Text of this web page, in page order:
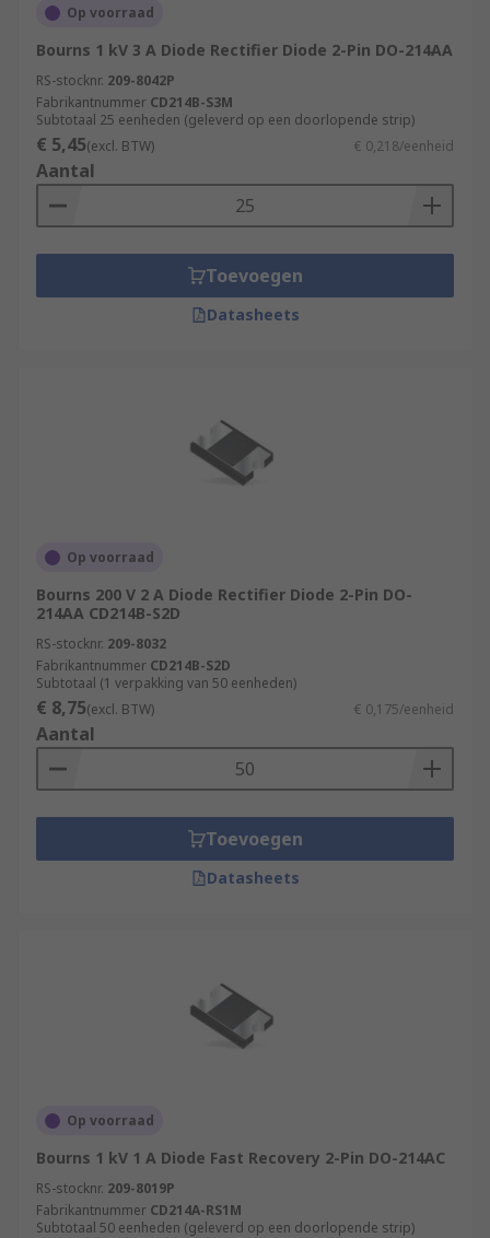
Op voorraad
Bourns 1 kV 3 A Diode Rectifier Diode 2-Pin DO-214AA
RS-stocknr. 209-8042P
Fabrikantnummer CD214B-S3M
Subtotaal 25 eenheden (geleverd op een doorlopende strip)
€ 5,45(excl. BTW) € 0,218/eenheid
Aantal
Toevoegen
Datasheets
Op voorraad
Bourns 200 V 2 A Diode Rectifier Diode 2-Pin DO-
214AA CD214B-S2D
RS-stocknr. 209-8032
Fabrikantnummer CD214B-S2D
Subtotaal (1 verpakking van 50 eenheden)
€ 8,75(excl. BTW) € 0,175/eenheid
Aantal
Toevoegen
Datasheets
Op voorraad
Bourns 1 kV 1 A Diode Fast Recovery 2-Pin DO-214AC
RS-stocknr. 209-8019P
Fabrikantnummer CD214A-RS1M
Subtotaal 50 eenheden (geleverd op een doorlopende strip)